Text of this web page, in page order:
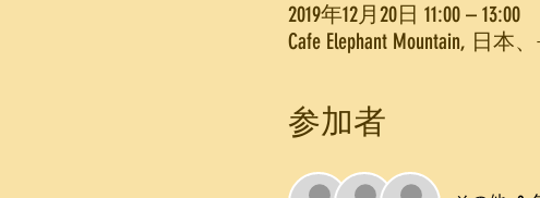
2019年12月20日 11:00 – 13:00
Cafe Elephant Mountain, 日
参加者